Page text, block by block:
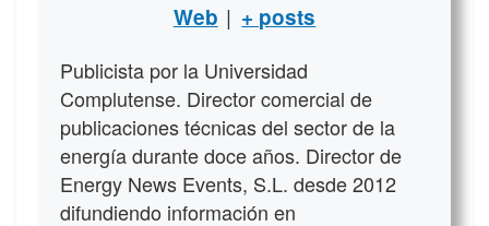
Web | + posts
Publicista por la Universidad
Complutense. Director comercial de
publicaciones técnicas del sector de la
energía durante doce años. Director de
Energy News Events, S.L. desde 2012
difundiendo información en